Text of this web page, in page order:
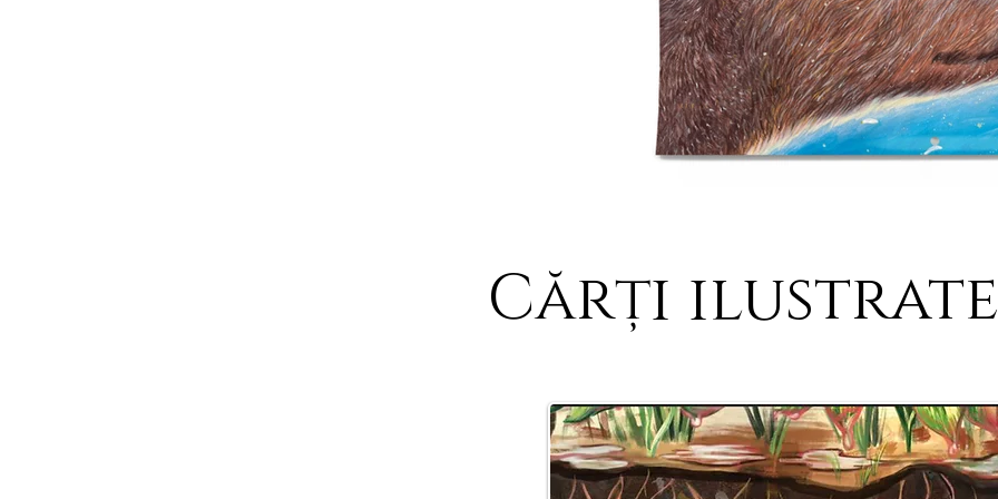
Cărți